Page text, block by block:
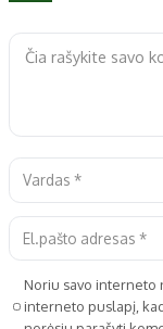
Noriu savo interneto
interneto puslapį,